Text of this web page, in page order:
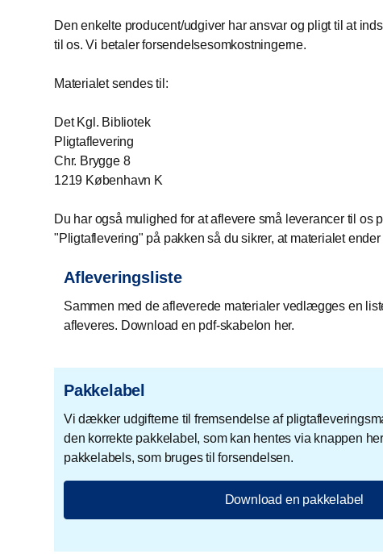
Den enkelte producent/udgiver har ansvar og pligt til at
til os. Vi betaler forsendelsesomkostningerne.
Materialet sendes til:
Det Kgl. Bibliotek
Pligtaflevering
Chr. Brygge 8
1219 København K
Du har også mulighed for at aflevere små leverancer til os
"Pligtaflevering" på pakken så du sikrer, at materialet
Afleveringsliste
Sammen med de afleverede materialer vedlægges en
afleveres. Download en pdf-skabelon her.
Pakkelabel
Vi dækker udgifterne til fremsendelse af
den korrekte pakkelabel, som kan hentes via knappen
pakkelabels, som bruges til forsendelsen.
Download en pakkelabel